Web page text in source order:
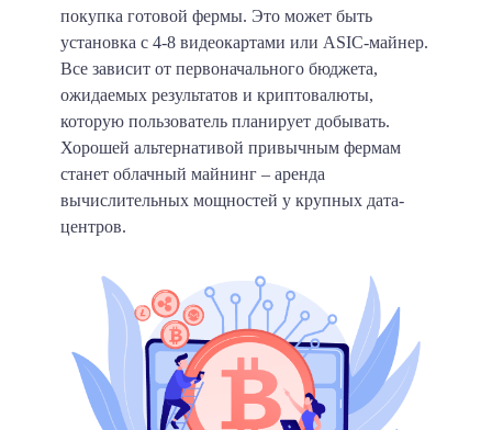
покупка готовой фермы. Это может быть
установка с 4-8 видеокартами или ASIC-майнер.
Все зависит от первоначального бюджета,
ожидаемых результатов и криптовалюты,
которую пользователь планирует добывать.
Хорошей альтернативой привычным фермам
станет облачный майнинг – аренда
вычислительных мощностей у крупных дата-
центров.